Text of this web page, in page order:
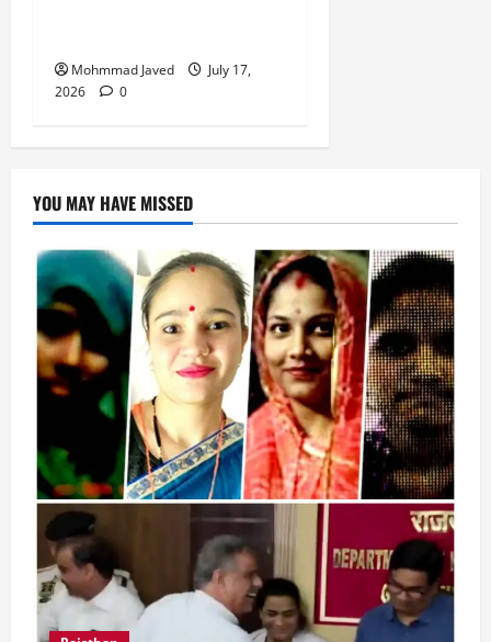
Mohmmad Javed
July 17,
2026
0
YOU MAY HAVE MISSED